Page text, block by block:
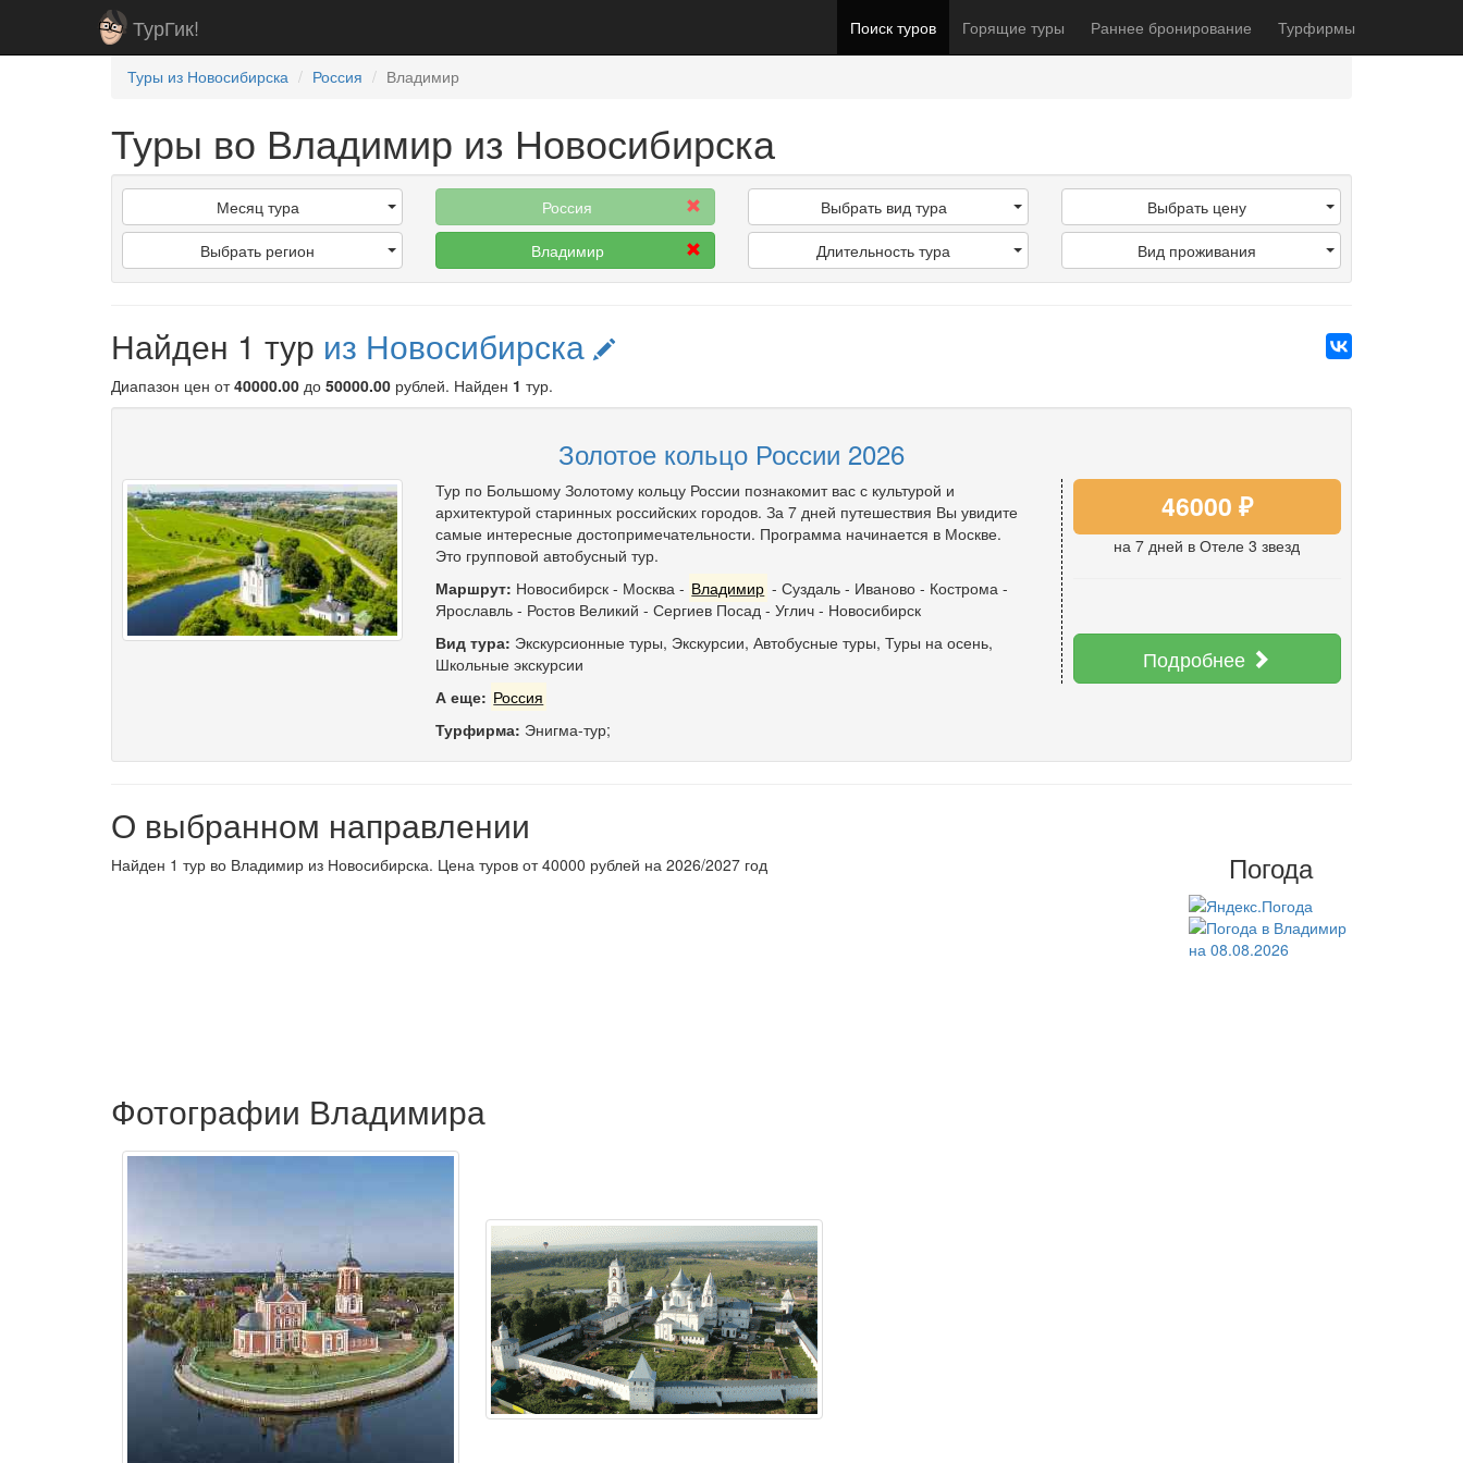
ТурГик! Поиск туров Горящие туры Раннее бронирование Турфирмы
Туры из Новосибирска Россия Владимир
Туры во Владимир из Новосибирска
Месяц тура
Выбрать регион
Россия
Владимир
Выбрать вид тура
Длительность тура
Выбрать цену
Вид проживания
Найден 1 тур из Новосибирска
Диапазон цен от40000.00 до 50000.00 рублей. Найден 1 тур.
Золотое кольцо России 2026
Тур по Большому Золотому кольцу России познакомит вас с культурой и
архитектурой старинных российских городов. За 7 дней путешествия Вы увидите
самые интересные достопримечательности. Программа начинается в Москве.
Это групповой автобусный тур.
Маршрут: Новосибирск- Москва- Владимир -Суздаль - Иваново - Кострома -
Ярославль- Ростов Великий - Сергиев Посад- Углич- Новосибирск
Вид тура: Экскурсионные туры, Экскурсии, Автобусные туры, Туры на осень,
Школьные экскурсии
А еще: Россия
Турфирма: Энигма-тур;
46000 ₽
на 7 дней в Отеле 3 звезд
Подробнее
О выбранном направлении
Погода
Найден 1 тур во Владимир из Новосибирска. Цена туров от 40000 рублей на 2026/2027 год
Фотографии Владимира